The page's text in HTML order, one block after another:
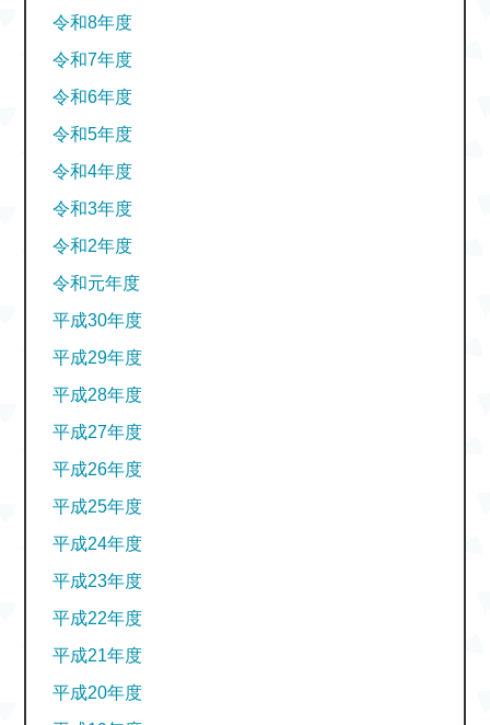
令和8年度
令和7年度
令和6年度
令和5年度
令和4年度
令和3年度
令和2年度
令和元年度
平成30年度
平成29年度
平成28年度
平成27年度
平成26年度
平成25年度
平成24年度
平成23年度
平成22年度
平成21年度
平成20年度